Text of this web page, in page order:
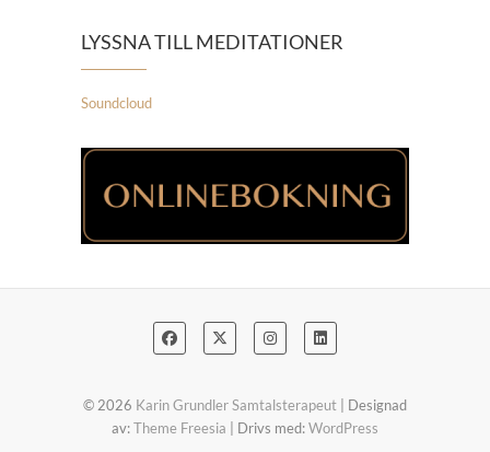
LYSSNA TILL MEDITATIONER
Soundcloud
© 2026 Karin Grundler Samtalsterapeut | Designad
av:Theme Freesia | Drivs med:WordPress